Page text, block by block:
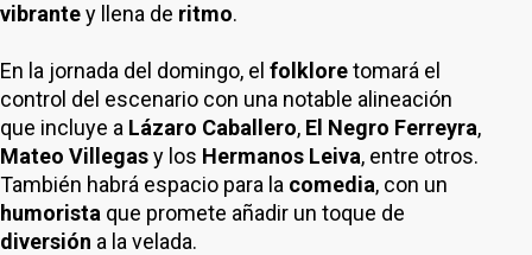
vibrantey llena de ritmo.
En la jornada del domingo, el folkloretomará el
control del escenario con una notable alineación
que incluye a Lázaro Caballero, El Negro Ferreyra,
Mateo Villegasy los Hermanos Leiva, entre otros.
También habrá espacio para la comedia, con un
humorista que promete añadir un toque de
diversión a la velada.